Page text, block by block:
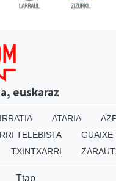
euskaraz
ATARIA
TELEBISTA GUAIXE
TXINTXARRI
Ttap